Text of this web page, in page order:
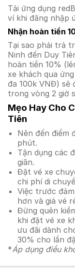
Tải ứng dụng
ví khi đăng nhập
Nhận hoàn tiền
Tại sao phải trả
Ninh đến Duy
hoàn tiền 10%
xe khách qua
đa 100k VNĐ) sẽ
trong vòng 2 giờ
Mẹo Hay Cho
Tiên
Nên đến điểm
phút.
Tận dụng các
giãn.
Đặt vé xe
chi phí di
Việc trước
hơn và giá vé
Đừng quên
khi đặt vé xe
ưu đãi dành
30% cho lần
*Áp dụng điều